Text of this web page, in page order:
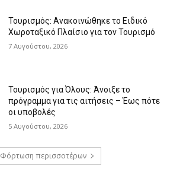
Τουρισμός: Ανακοινώθηκε το Ειδικό
Χωροταξικό Πλαίσιο για τον Τουρισμό
7 Αυγούστου, 2026
Τουρισμός για Όλους: Άνοιξε το
πρόγραμμα για τις αιτήσεις – Έως πότε
οι υποβολές
5 Αυγούστου, 2026
Φόρτωση περισσοτέρων